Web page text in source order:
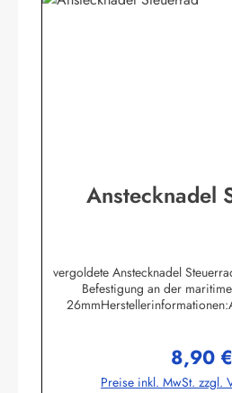
Anstecknadel
vergoldete Anstecknadel
Befestigung an der
8,90 €
Preise inkl. MwSt. zzgl.